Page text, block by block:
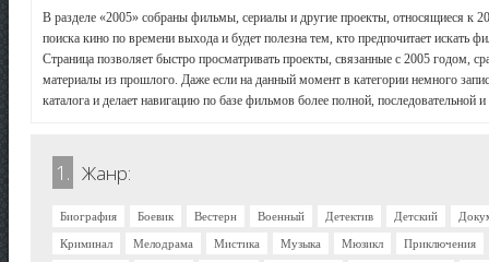
В разделе «2005» собраны фильмы, сериалы и другие проекты, относящиеся к
поиска кино по времени выхода и будет полезна тем, кто предпочитает искать
Страница позволяет быстро просматривать проекты, связанные с 2005 годом,
материалы из прошлого. Даже если на данный момент в категории немного
каталога и делает навигацию по базе фильмов более полной, последовательной
1. Жанр:
Биография Боевик Вестерн Военный Детектив Детский
Криминал Мелодрама Мистика Музыка Мюзикл Приключения